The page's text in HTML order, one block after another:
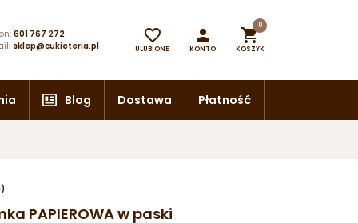
601 767 272
sklep@cukieteria.pl

ULUBIONE

KONTO

0
KOSZYK
Blog Dostawa Płatność
PAPIEROWA w paski